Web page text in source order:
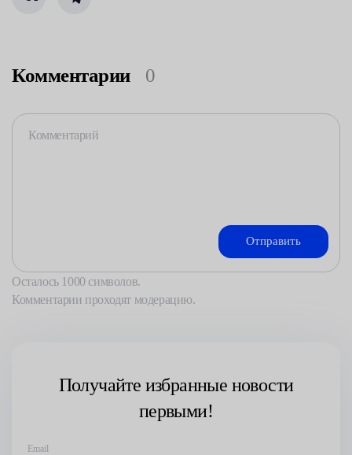
Комментарии 0
Осталось 1000 символов.
Комментарии проходят модерацию.
Получайте избранные новости
первыми!
Email